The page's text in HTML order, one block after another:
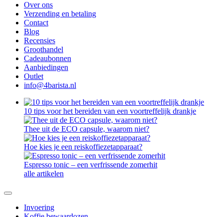
Over ons
Verzending en betaling
Contact
Blog
Recensies
Groothandel
Cadeaubonnen
Aanbiedingen
Outlet
info@4barista.nl
10 tips voor het bereiden van een voortreffelijk drankje
Thee uit de ECO capsule, waarom niet?
Hoe kies je een reiskoffiezetapparaat?
Espresso tonic – een verfrissende zomerhit
alle artikelen
Invoering